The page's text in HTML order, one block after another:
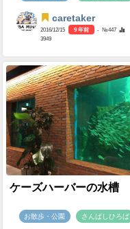
caretaker
2016/12/15 9 年前
- №447
3949
ケーズハーバーの水槽
お散歩・公園 さんばしひろば